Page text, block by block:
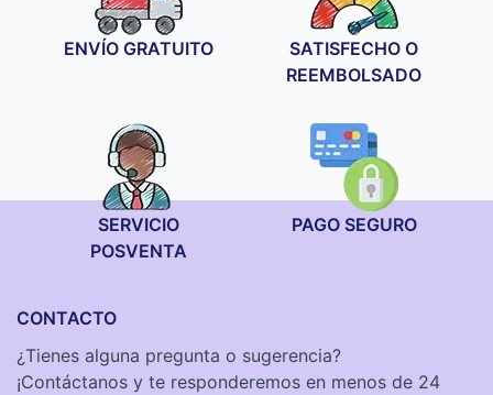
ENVÍO GRATUITO
SATISFECHO O
REEMBOLSADO
SERVICIO
POSVENTA
PAGO SEGURO
CONTACTO
¿Tienes alguna pregunta o sugerencia?
¡Contáctanos y te responderemos en menos de 24